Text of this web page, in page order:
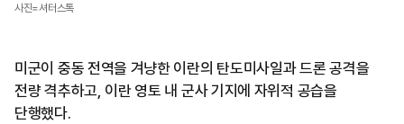
사진=셔터스톡
미군이 중동 전역을 겨냥한 이란의 탄도미사일과 드론 공격을
전량 격추하고, 이란 영토 내 군사 기지에 자위적 공습을
단행했다.